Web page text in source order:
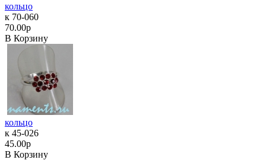
кольцо
к 70-060
70.00р
В Корзину
кольцо
к 45-026
45.00р
В Корзину